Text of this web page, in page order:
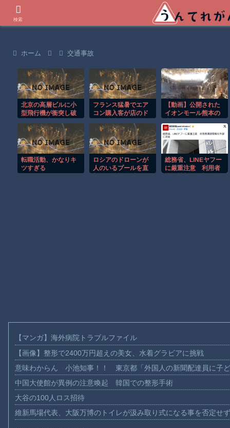
ホーム 交通事故
北京の高層ビルに小
型飛行機が衝突し破
間！！
フランス猛暑でエア
コン購入客が店のド
【動画】公開された
イオンモール熊本の
転職活動、かなりキ
ツすぎる
ロシアのドローンが
人のいるプールを直
総務省、LINEヤフー
に厳重注意 利用者
【マンガ】海外病院トラブルファイル
【画像】整形で2400万円超えの美女、水着グラビアに挑戦
意味わからん 小池知事！！ 東京都「外国人の新聞配達員に子
中国大使館が異例の注意喚起 韓国での整形手術
大谷の100人ロス招待
維新馬場代表、大阪万博のトイレが汲み取り式になる事を否定せ
検索